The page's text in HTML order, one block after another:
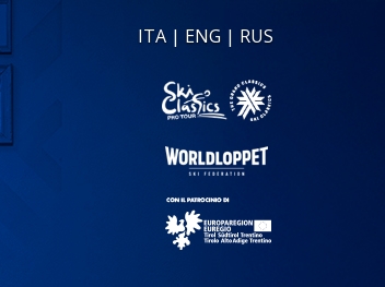
ITA | ENG | RUS